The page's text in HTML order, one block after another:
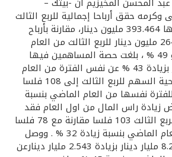
الصرف الآلي
حقق أرباحا إجمالية للربع الثالث
من العام الجاري قدرها 393.464 مليون دينار، مقارنة بأرباح
إجمالية قدرها 264.498 مليون دينار للربع الثالث من العام
الماضي ، وبنسبة نمو 49 % ، بلغت حصة المساهمين فيها
176.871 مليون دينار بزيادة 43 % عن نفس الفترة من العام
الماضي . وارتفعت ربحية السهم للربع الثالث إلى 108 فلسا
78 فلسا للفترة نفسها من العام الماضي بنسبة
زيادة راس المال من اول العام فقد
بلغت ربحية السهم للربع الثالث 103 فلسا مقارنة مع 78 فلسا
للفترة نفسها من العام الماضي بنسبة زيادة 32 % . ووصل
حجم الأصول إلى 8.247 مليار دينار بزيادة 2.543 مليار دينارعن